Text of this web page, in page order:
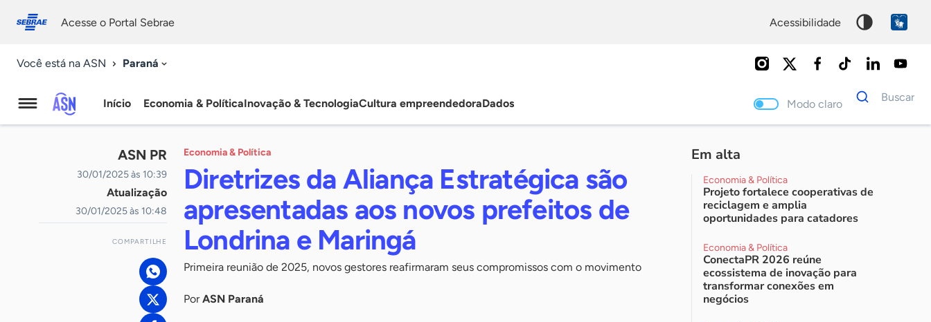
conosco
Acesse o Portal Sebrae acessibilidade
Você está na ASN Paraná
Agência
Sebrae
Notícias
Início Economia & PolíticaInovação & TecnologiaCultura empreendedoraDados Modo claro
Dados
para
Buscar
ASN PR
30/01/2025 às 10:39
Atualização
30/01/2025 às 10:48
COMPARTILHE
Economia & Política
Diretrizes da Aliança Estratégica são
apresentadas aos novos prefeitos de
Londrina e Maringá
Primeira reunião de 2025, novos gestores reafirmaram seus compromissos com o movimento
PorASN Paraná
Em alta
Economia & Política
Projeto fortalece cooperativas de
reciclagem e amplia
oportunidades para catadores
Economia & Política
ConectaPR 2026 reúne
ecossistema de inovação para
transformar conexões em
negócios